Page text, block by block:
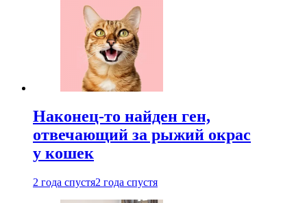
Наконец-то найден ген,
отвечающий за рыжий окрас
у кошек
2 года спустя2 года спустя